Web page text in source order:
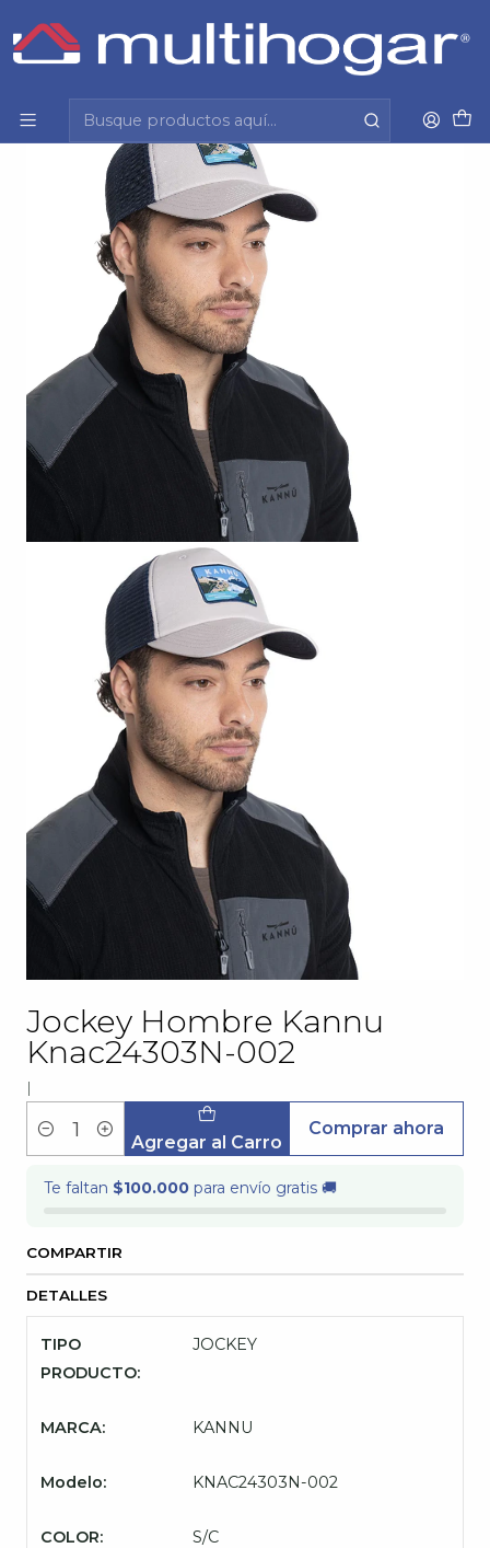
Inicio Accesorios
Jockey
Jockey Hombre Kannu Knac24303N-002
Jockey Hombre Kannu
Knac24303N-002
|
Cantidad Agregar al Carro
Comprar ahora
Te faltan $100.000 para envío gratis 🚚
COMPARTIR
DETALLES
TIPO
PRODUCTO:
JOCKEY
MARCA: KANNU
Modelo: KNAC24303N-002
COLOR: S/C